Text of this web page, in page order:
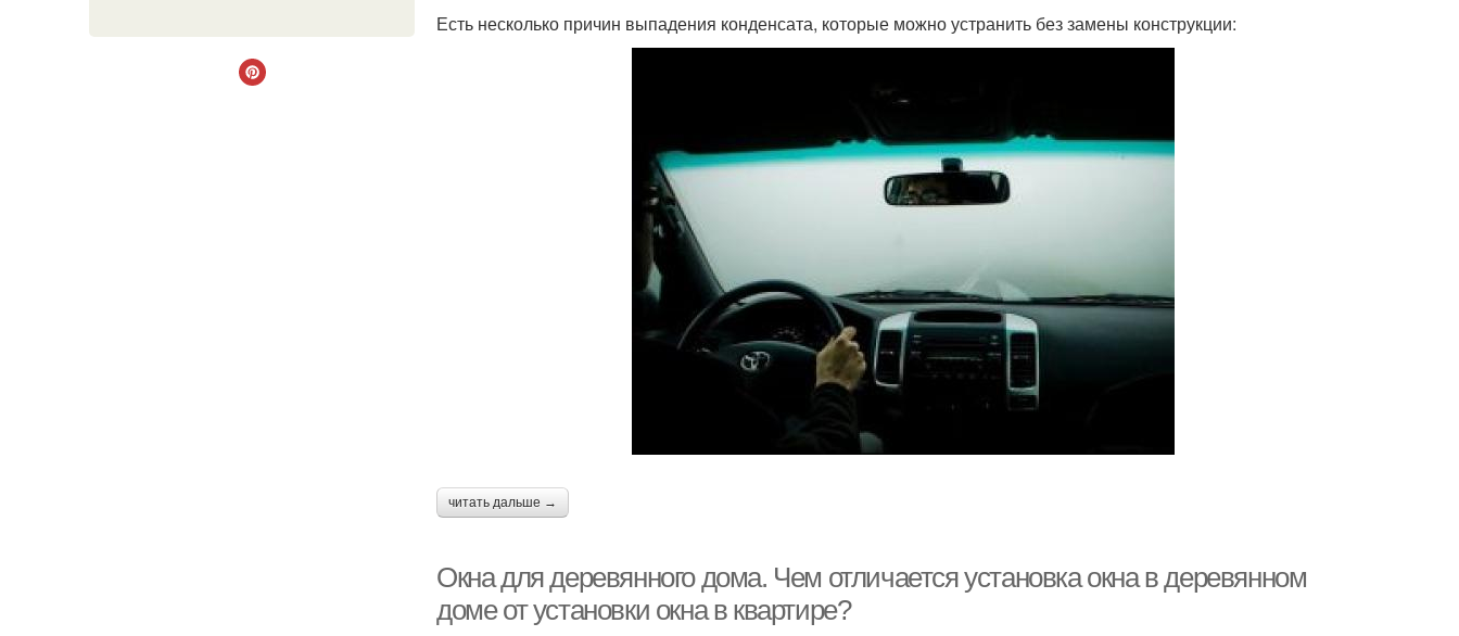
Есть несколько причин выпадения конденсата, которые можно устранить без замены конструкции:
читать дальше →
Окна для деревянного дома. Чем отличается установка окна в деревянном
доме от установки окна в квартире?